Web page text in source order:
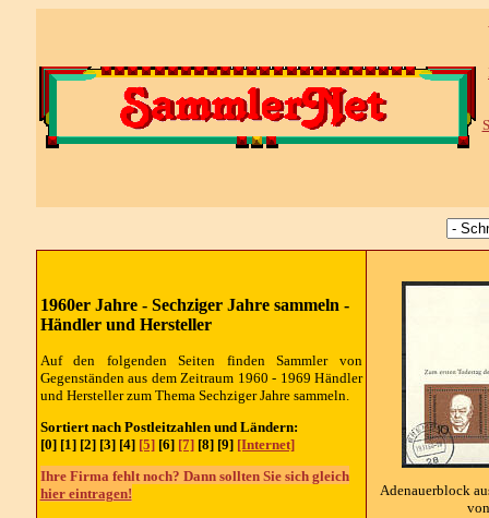
1960er Jahre - Sechziger Jahre sammeln -
Händler und Hersteller
Auf den folgenden Seiten finden Sammler von
Gegenständen aus dem Zeitraum 1960 - 1969 Händler
und Hersteller zum Thema Sechziger Jahre sammeln.
Sortiert nach Postleitzahlen und Ländern:
[0] [1] [2] [3] [4] [5][6] [7][8] [9] [Internet]
Ihre Firma fehlt noch? Dann sollten Sie sich gleich
hier eintragen!
Adenauerblock